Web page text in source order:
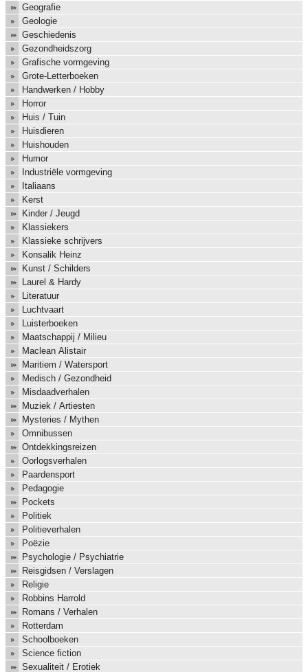
Geografie
Geologie
Geschiedenis
Gezondheidszorg
Grafische vormgeving
Grote-Letterboeken
Handwerken / Hobby
Horror
Huis / Tuin
Huisdieren
Huishouden
Humor
Industriële vormgeving
Italiaans
Kerst
Kinder / Jeugd
Klassiekers
Klassieke schrijvers
Konsalik Heinz
Kunst / Schilders
Laurel & Hardy
Literatuur
Luchtvaart
Luisterboeken
Maatschappij / Milieu
Maclean Alistair
Maritiem / Watersport
Medisch / Gezondheid
Misdaadverhalen
Muziek / Artiesten
Mysteries / Mythen
Omnibussen
Ontdekkingsreizen
Oorlogsverhalen
Paardensport
Pedagogie
Pockets
Politiek
Politieverhalen
Poëzie
Psychologie / Psychiatrie
Reisgidsen / Verslagen
Religie
Robbins Harrold
Romans / Verhalen
Rotterdam
Schoolboeken
Science fiction
Sexualiteit / Erotiek